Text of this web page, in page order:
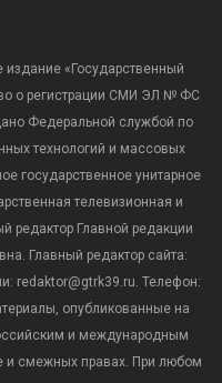
«Государственный
о регистрации СМИ ЭЛ № ФС
Федеральной службой по
технологий и массовых
государственное унитарное
телевизионная и
редактор Главной редакции
Главный редактор сайта:
redaktor@gtrk39.ru. Телефон:
опубликованные на
и международным
и смежных правах. При любом